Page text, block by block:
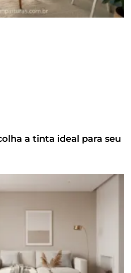
a tinta ideal para seu